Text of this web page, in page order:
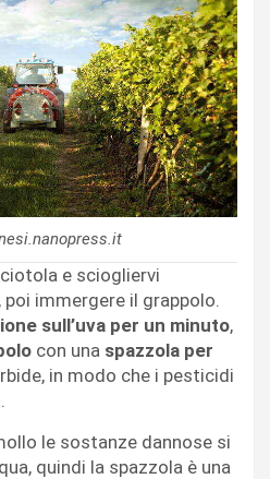
e sciogliervi
immergere il grappolo.
sull’uva per un minuto,
con una spazzola per
in modo che i pesticidi
le sostanze dannose si
quindi la spazzola è una